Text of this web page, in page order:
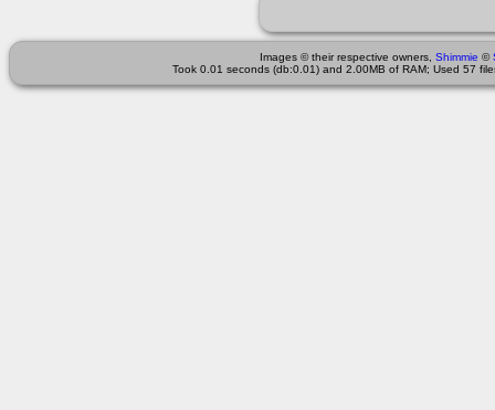
Images © their respective owners, Shimmie ©
Took 0.01 seconds (db:0.01) and 2.00MB of RAM; Used 57